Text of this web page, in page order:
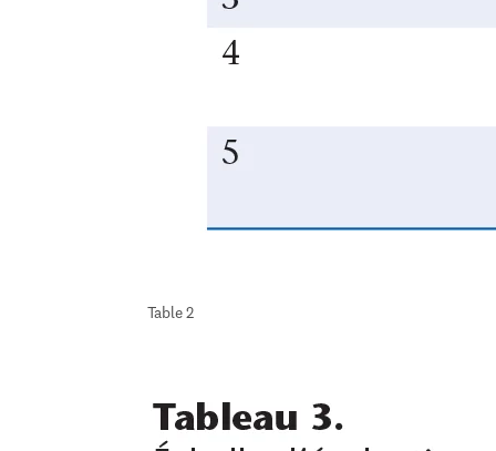
Table 2